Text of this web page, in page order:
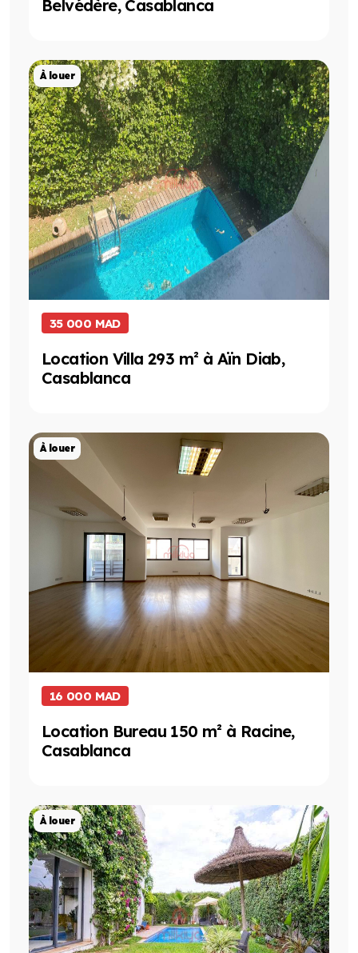
Belvédère, Casablanca
À louerProjet de Location
35 000 MAD
Location Villa 293 m² à Aïn Diab,
Casablanca
À louerProjet de Location
16 000 MAD
Location Bureau 150 m² à Racine,
Casablanca
À louerProjet de Location